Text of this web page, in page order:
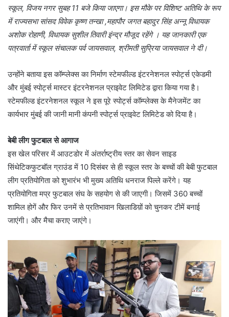
स्कूल, विजय नगर सुबह 11 बजे किया जाएगा। इस मौके पर विशिष्ट अतिथि के रूप
में राज्यसभा सांसद विवेक कृष्ण तन्खा ,महापौर जगत बहादुर सिंह अन्नू विधायक
अशोक रोहाणी, विधायक सुशील तिवारी इंन्द्र मौजूद रहेंगे । यह जानकारी एक
पत्रवार्ता में स्कूल संचालक पर्व जायसवाल, श्रीमती सुप्रिया जायसवाल ने दी।
उन्होंने बताया इस कॉम्प्लेक्स का निर्माण स्टेमफील्ड इंटरनेशनल स्पोर्ट्स एकेडमी
और मुंबई स्पोर्ट्स मास्टर इंटरनेशनल प्राइवेट लिमिटेड द्वारा किया गया है।
स्टेमफील्ड इंटरनेशनल स्कूल ने इस पूरे स्पोर्ट्स कॉम्प्लेक्स के मैनेजमेंट का
कार्यभार मुंबई की जानी मानी कंपनी स्पोर्ट्स प्राइवेट लिमिटेड को दिया है।
बेबी लीग फुटबाल से आगाज
इस खेल परिसर में आउटडोर में अंतर्राष्ट्रीय स्तर का सेवन साइड
सिंथेटिकफुटबॉल ग्राउंड में 10 दिसंबर से ही स्कूल स्तर के बच्चों की बेबी फुटबाल
लीग प्रतियोगिता को शुभारंभ भी मुख्य अतिथि धनराज पिल्ले करेंगे। यह
प्रतियोगिता मप्र फुटबाल संघ के सहयोग से की जाएगी। जिसमें 360 बच्चों
शामिल होगें और फिर उनमें से प्रतिभावान खिलाडिय़ों को चुनकर टीमें बनाई
जाएंगी। और मैचा कराए जाएंगे।